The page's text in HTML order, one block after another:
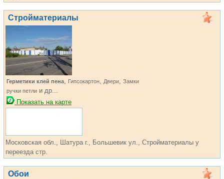
Стройматериалы
Герметики клей пена, Гипсокартон, Двери, Замки
ручки петли и др...
Показать на карте
Московская обл., Шатура г., Большевик ул., Стройматериалы у
переезда стр.
Обои